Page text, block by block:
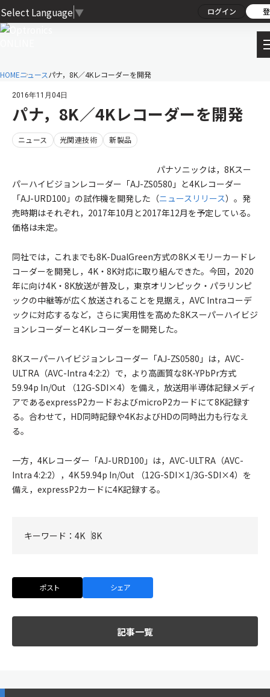
Select Language ▼ ログイン
HOMEニュースパナ，8K／4Kレコーダーを開発
2016年11月04日
パナ，8K／4Kレコーダーを開発
ニュース 光関連技術 新製品
パナソニックは，8Kスー
パーハイビジョンレコーダー「AJ-ZS0580」と4Kレコーダー
「AJ-URD100」の試作機を開発した（ニュースリリース）。発
売時期はそれぞれ，2017年10月と2017年12月を予定している。
価格は未定。
同社では，これまでも8K-DualGreen方式の8Kメモリーカードレ
コーダーを開発し，4K・8K対応に取り組んできた。今回，2020
年に向け4K・8K放送が普及し，東京オリンピック・パラリンピ
ックの中継等が広く放送されることを見据え，AVC Intraコーデ
ックに対応するなど，さらに実用性を高めた8Kスーパーハイビジ
ョンレコーダーと4Kレコーダーを開発した。
8Kスーパーハイビジョンレコーダー「AJ-ZS0580」は，AVC-
ULTRA（AVC-Intra 4:2:2）で，より高画質な8K-YPbPr方式
59.94p In/Out （12G-SDI×4）を備え，放送用半導体記録メディ
アであるexpressP2カードおよびmicroP2カードにて8K記録す
る。合わせて，HD同時記録や4KおよびHDの同時出力も行なえ
る。
一方，4Kレコーダー「AJ-URD100」は，AVC-ULTRA（AVC-
Intra 4:2:2），4K 59.94p In/Out （12G-SDI×1/3G-SDI×4）を
備え，expressP2カードに4K記録する。
キーワード： 4K 8K
ポスト シェア
記事一覧